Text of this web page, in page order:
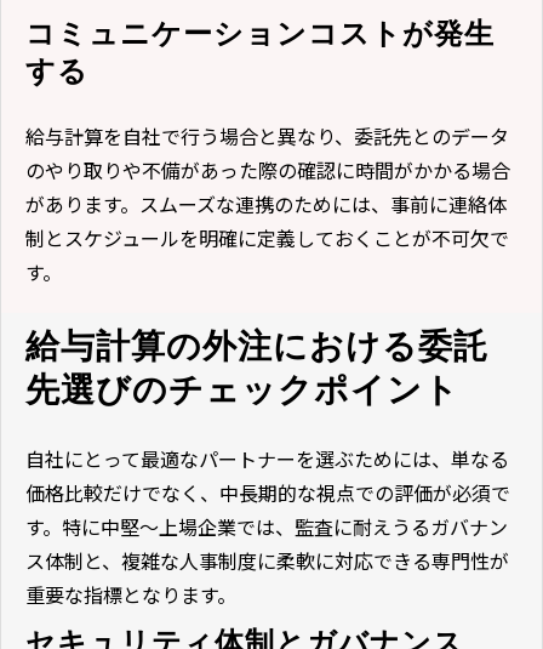
コミュニケーションコストが発生
する
給与計算を自社で行う場合と異なり、委託先とのデータ
のやり取りや不備があった際の確認に時間がかかる場合
があります。スムーズな連携のためには、事前に連絡体
制とスケジュールを明確に定義しておくことが不可欠で
す。
給与計算の外注における委託
先選びのチェックポイント
自社にとって最適なパートナーを選ぶためには、単なる
価格比較だけでなく、中長期的な視点での評価が必須で
す。特に中堅〜上場企業では、監査に耐えうるガバナン
ス体制と、複雑な人事制度に柔軟に対応できる専門性が
重要な指標となります。
セキュリティ体制とガバナンス